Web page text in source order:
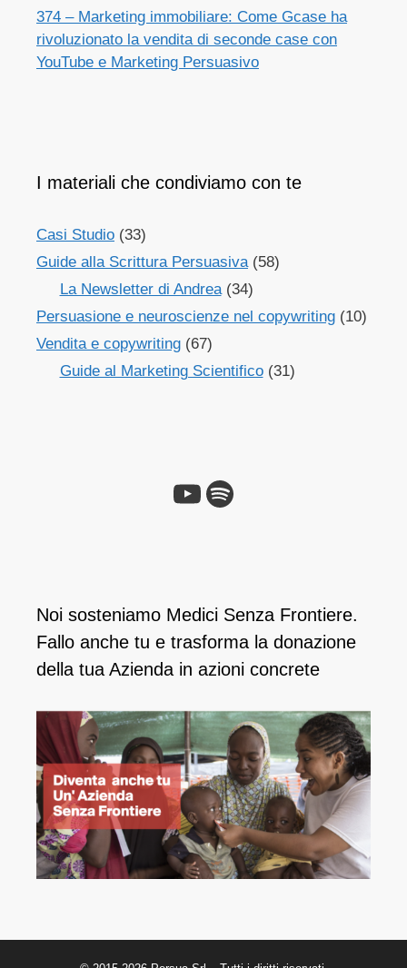
374 – Marketing immobiliare: Come Gcase ha
rivoluzionato la vendita di seconde case con
YouTube e Marketing Persuasivo
I materiali che condiviamo con te
Casi Studio (33)
Guide alla Scrittura Persuasiva(58)
La Newsletter di Andrea(34)
Persuasione e neuroscienze nel copywriting (10)
Vendita e copywriting (67)
Guide al Marketing Scientifico(31)
YouTube
Spotify
Noi sosteniamo Medici Senza Frontiere.
Fallo anche tu e ​trasforma la donazione
della tua Azienda in azioni concrete